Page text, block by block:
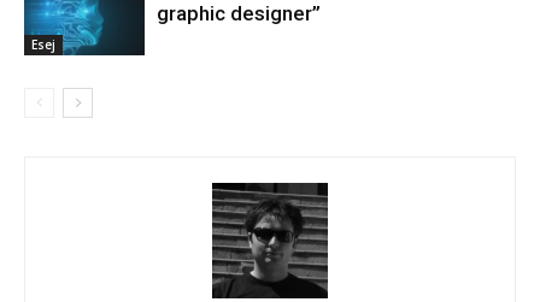
Esej
graphic designer”